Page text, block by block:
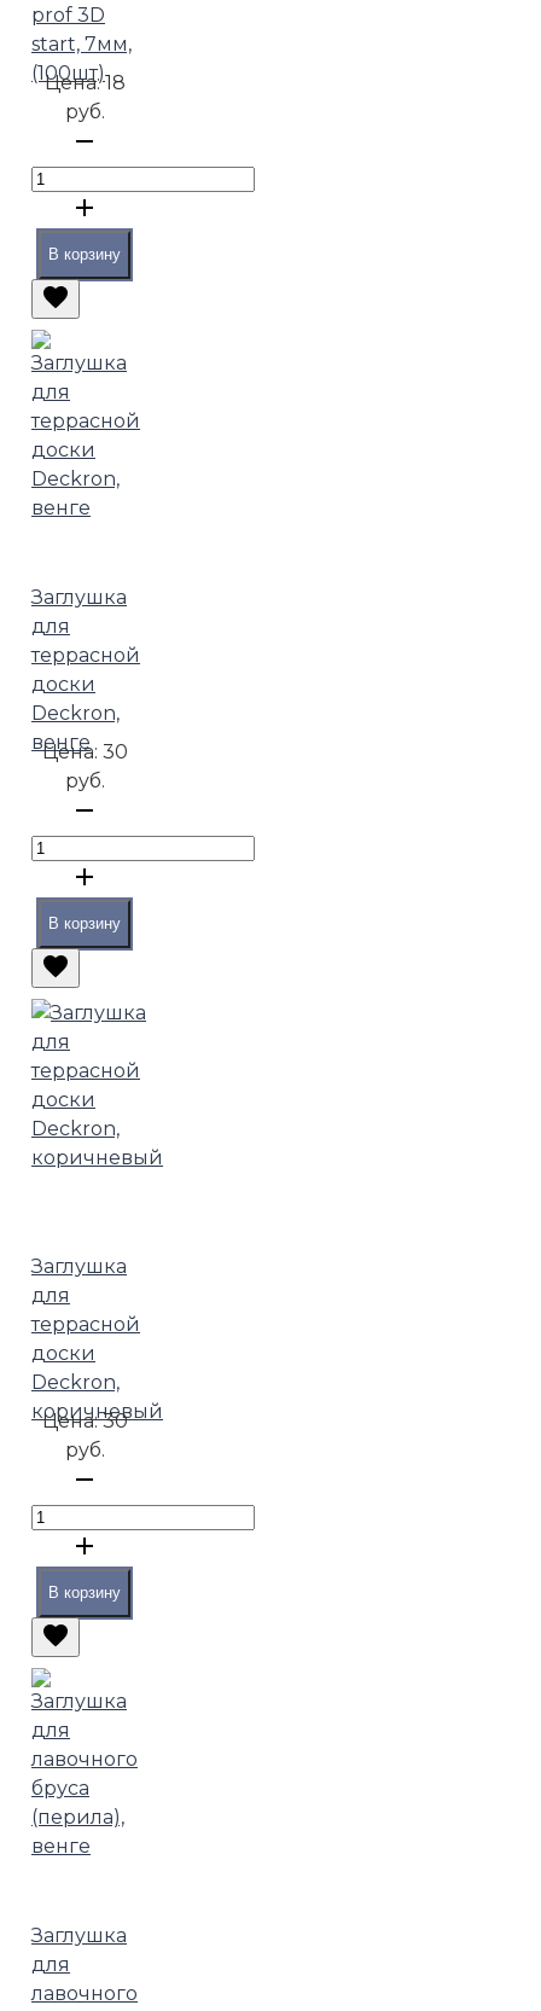
prof 3D
start, 7мм,
(100шт)
Цена:18
руб.
В корзину
Заглушка
для
террасной
доски
Deckron,
венге
Цена: 30
руб.
В корзину
Заглушка
для
террасной
доски
Deckron,
коричневый
Цена:30
руб.
В корзину
Заглушка
для
лавочного